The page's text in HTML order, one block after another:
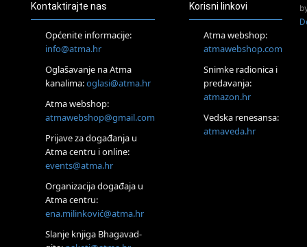
26.08.
Postanite Nositelj Vibracije Nove Zemlje
Visoko
Alemka Dauskardt – Jednodnevna radionica sistemskih
Zagreb
HOD PO ŽERAVICI – Seminar koji mijenja tijelo, duh i um
SoulFest – Festival glazbe, mudrosti i zajedništva
Radoboj
Noćna šumska kupka
Zagreb
Kontaktirajte nas
Općenite informacije:
info@atma.hr
Oglašavanje na Atma
kanalima:oglasi@atma.hr
Atma webshop:
atmawebshop@gmail.com
Prijave za događanja u
Atma centru i online:
events@atma.hr
Organizacija događaja u
Atma centru:
ena.milinković@atma.hr
Slanje knjiga Bhagavad-
Korisni linkovi
Atma webshop:
atmawebshop.com
Snimke radionica i
predavanja:
atmazon.hr
Vedska renesansa:
atmaveda.hr